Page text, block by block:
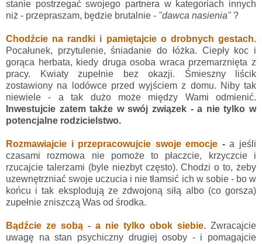
stanie postrzegać swojego partnera w kategoriach innych
niż - przepraszam, będzie brutalnie - "dawca nasienia"?
Chodźcie na randki i pamiętajcie o drobnych gestach.
Pocałunek, przytulenie, śniadanie do łóżka. Ciepły koc i
gorąca herbata, kiedy druga osoba wraca przemarznięta z
pracy. Kwiaty zupełnie bez okazji. Śmieszny liścik
zostawiony na lodówce przed wyjściem z domu. Niby tak
niewiele - a tak dużo może między Wami odmienić.
Inwestujcie zatem także w swój związek - a nie tylko w
potencjalne rodzicielstwo.
Rozmawiajcie i przepracowujcie swoje emocje -a jeśli
czasami rozmowa nie pomoże to płaczcie, krzyczcie i
rzucajcie talerzami (byle niezbyt często). Chodzi o to, żeby
uzewnętrzniać swoje uczucia i nie tłamsić ich w sobie - bo w
końcu i tak eksplodują ze zdwojoną siłą albo (co gorsza)
zupełnie zniszczą Was od środka.
Bądźcie ze sobą - a nie tylko obok siebie. Zwracajcie
uwagę na stan psychiczny drugiej osoby - i pomagajcie